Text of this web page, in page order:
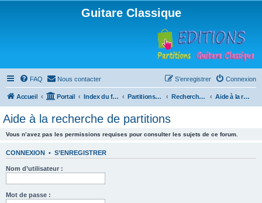
Guitare Classique
FAQ Nous contacter Connexion
S’enregistrer
Accueil Portail Index du forum Partitions pour guitare en libre téléchargement Recherche de ressources musicales Aide à la recherche de partitions
Aide à la recherche de partitions
Vous n’avez pas les permissions requises pour consulter les sujets de ce forum.
CONNEXION • S’ENREGISTRER
Nom d’utilisateur :
Mot de passe :